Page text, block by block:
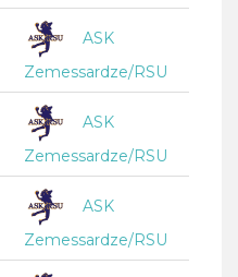
ASK
Zemessardze/RSU
ASK
Zemessardze/RSU
ASK
Zemessardze/RSU